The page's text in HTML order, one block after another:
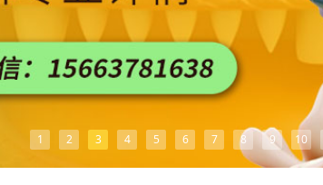
1 2 3 4 5 6 7 8 9 10